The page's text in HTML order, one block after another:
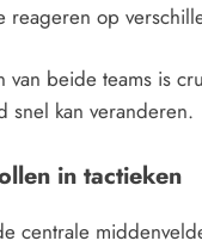
reageren op
van beide teams is
snel kan veranderen.
in tactieken
centrale